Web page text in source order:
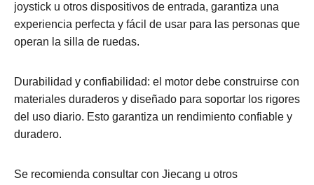
joystick u otros dispositivos de entrada, garantiza una
experiencia perfecta y fácil de usar para las personas que
operan la silla de ruedas.
Durabilidad y confiabilidad: el motor debe construirse con
materiales duraderos y diseñado para soportar los rigores
del uso diario. Esto garantiza un rendimiento confiable y
duradero.
Se recomienda consultar con Jiecang u otros